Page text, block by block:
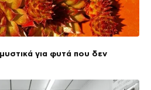
για φυτά που δεν